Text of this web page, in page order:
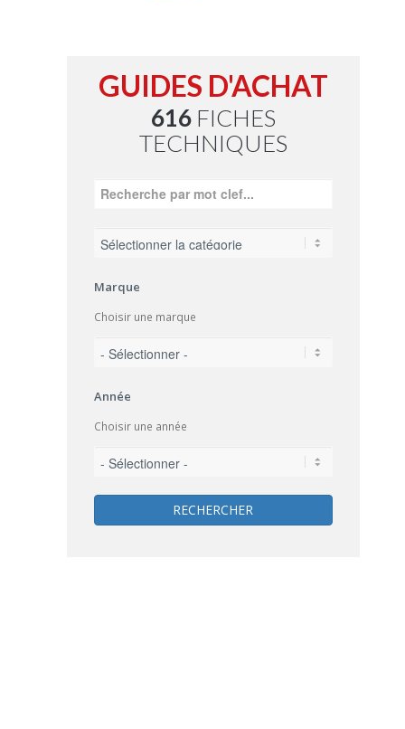
GUIDES D'ACHAT
616FICHES
TECHNIQUES
Marque
Choisir une marque
Année
Choisir une année
RECHERCHER